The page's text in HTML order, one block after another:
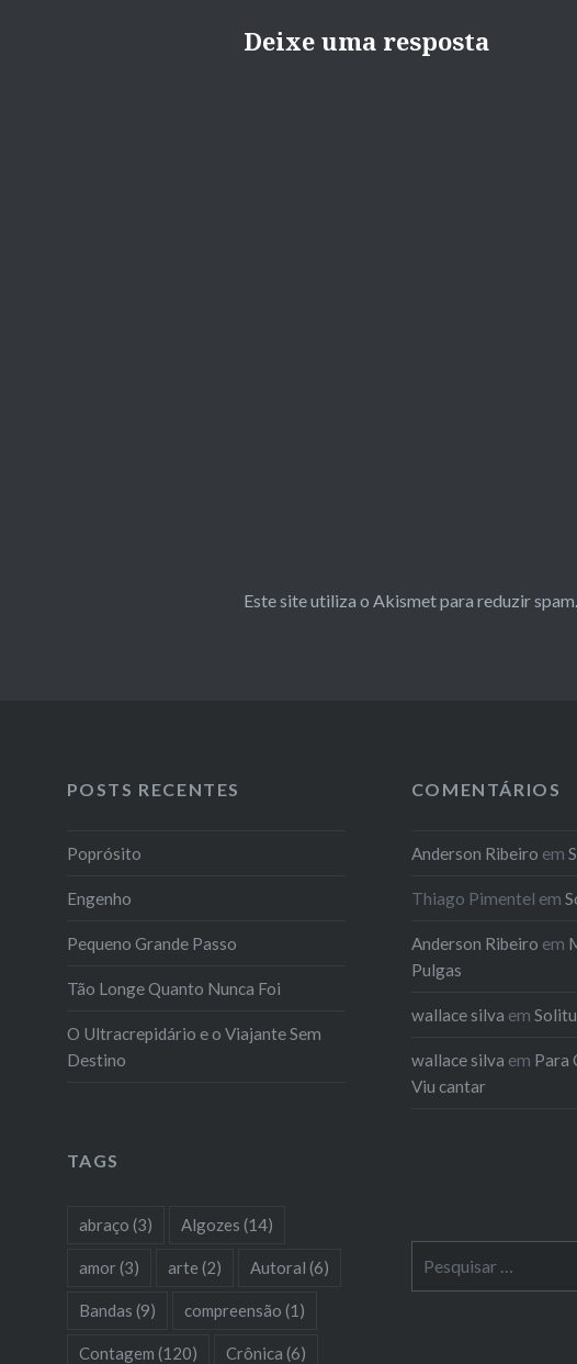
Deixe uma resposta
Este site utiliza o Akismet para reduzir spam.
POSTS RECENTES
Poprósito
Engenho
Pequeno Grande Passo
Tão Longe Quanto Nunca Foi
O Ultracrepidário e o Viajante Sem
Destino
COMENTÁRIOS
Anderson Ribeiro em
Thiago Pimentel em
Anderson Ribeiro em
Pulgas
wallace silva em
wallace silva em Para
Viu cantar
TAGS
abraço (3) Algozes (14)
amor(3) arte (2) Autoral (6)
Bandas (9) compreensão (1)
Contagem (120) Crônica (6)
por: